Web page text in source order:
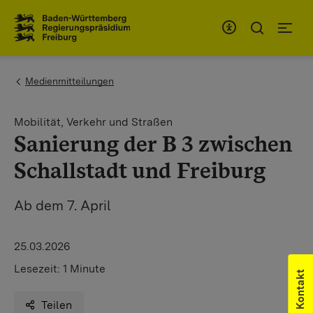
You are here:
Medienmitteilungen
Mobilität, Verkehr und Straßen
Sanierung der B 3 zwischen
Schallstadt und Freiburg
Ab dem 7. April
25.03.2026
Lesezeit: 1 Minute
Teilen Kontakt